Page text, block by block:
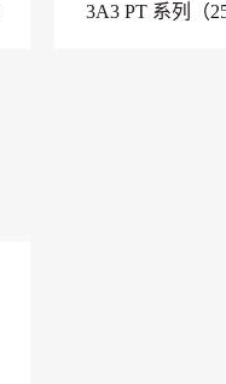
3A3 PT 系列（